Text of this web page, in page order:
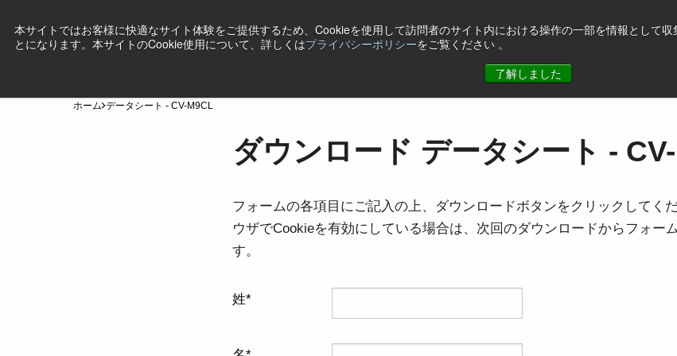
本サイトではお客様に快適なサイト体験をご提供するため、Cookieを使用して訪問者のサイト内における操作の一部を情報として
とになります。本サイトのCookie使用について、詳しくはプライバシーポリシーをご覧ください 。
了解しました
ホーム データシート - CV-M9CL
ダウンロード データシート -
フォームの各項目にご記入の上、ダウンロードボタンをクリックしてく
ウザでCookieを有効にしている場合は、次回のダウンロードからフォー
す。
姓